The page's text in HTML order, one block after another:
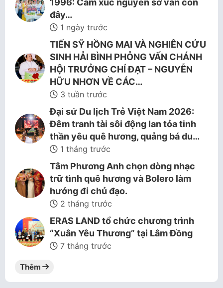
1996: Cảm xúc nguyên sơ vẫn còn
đây…
1 ngày trước
TIẾN SỸ HỒNG MAI VÀ NGHIÊN CỨU
SINH HẢI BÌNH PHỎNG VẤN CHÁNH
HỘI TRƯỞNG CHÍ ĐẠT – NGUYỄN
HỮU NHƠN VỀ CÁC…
3 tuần trước
Đại sứ Du lịch Trẻ Việt Nam 2026:
Đêm tranh tài sôi động lan tỏa tinh
thần yêu quê hương, quảng bá du…
1 tháng trước
Tâm Phương Anh chọn dòng nhạc
trữ tình quê hương và Bolero làm
hướng đi chủ đạo.
2 tháng trước
ERAS LAND tổ chức chương trình
“Xuân Yêu Thương” tại Lâm Đồng
7 tháng trước
Thêm